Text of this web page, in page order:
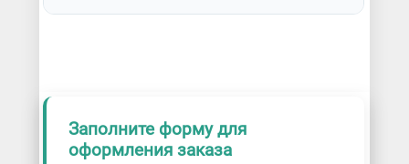
Заполните форму для
оформления заказа